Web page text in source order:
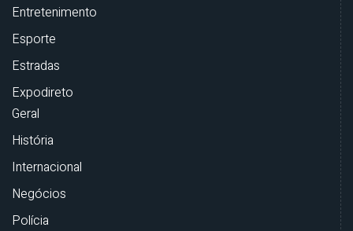
Entretenimento
Esporte
Estradas
Expodireto
Geral
História
Internacional
Negócios
Polícia